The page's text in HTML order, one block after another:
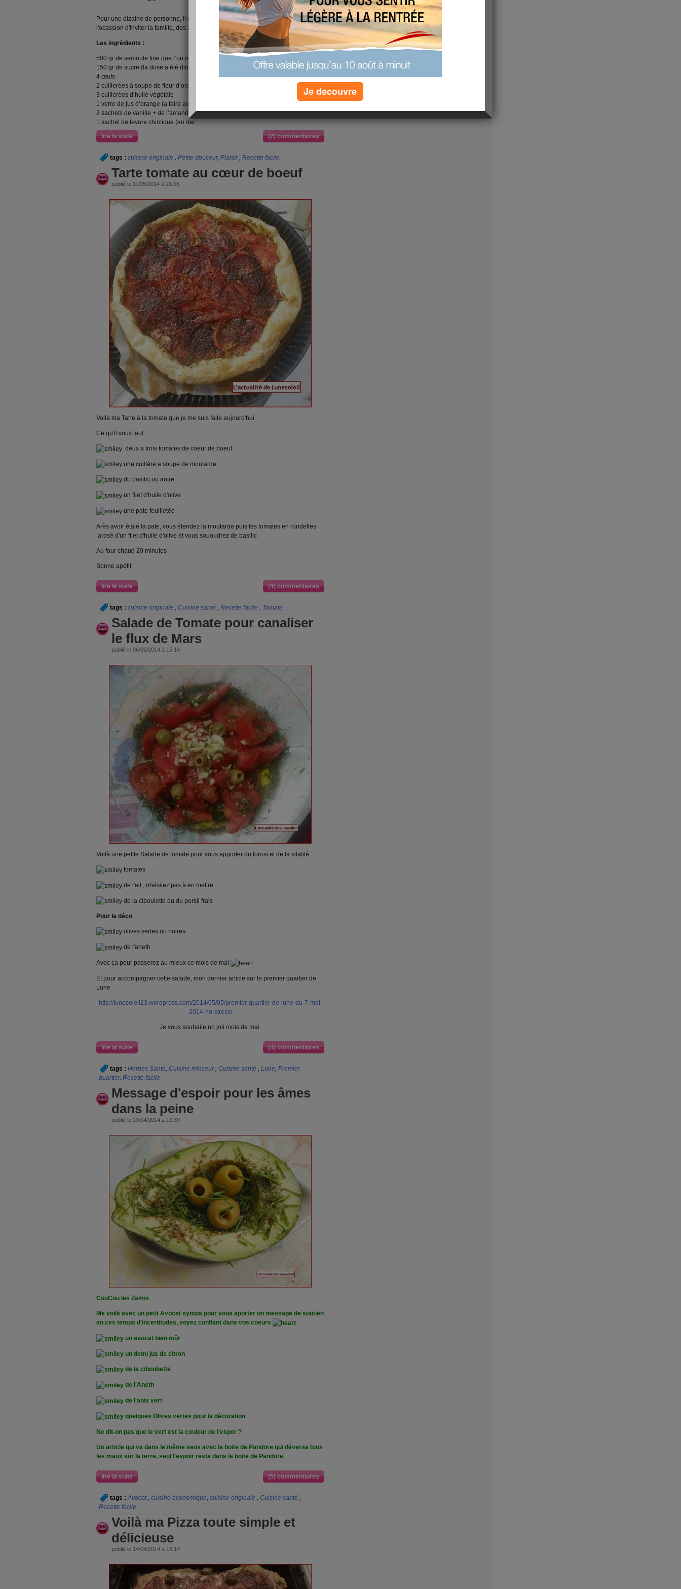
Pour une dizaine de personne, il n'est pas question de tout manger. C'est
l'ocassion d'inviter la famille, des amis ou encore des voisins
Les ingrédients :
500 gr de semoule fine que l’on retrouve dans les épiceries orientales
150 gr de sucre (la dose a été diminué et j’ai opté pour du sucre roux)
4 œufs
2 cuillerées à soupe de fleur d’oranger
3 cuillérées d’huile végétale
1 verre de jus d’orange (a faire avec des oranges) + écorce d’orange râpé
2 sachets de vanille + de l’amande amère
1 sachet de levure chimique (en der
lire la suite
(2) commentaires
tags : cuisine originale , Petite douceur, Plaisir, Recette facile
Tarte tomate au cœur de boeuf
publié le 11/05/2014 à 21:06
Voilà ma Tarte à la tomate que je me suis faite aujourd'hui
Ce qu'il vous faut :
deux a trois tomates de coeur de boeuf
une cuillère a soupe de moutarde
du basilic ou autre
un filet d'huile d'olive
une pate feuilletée
Arès avoir étalé la pate, vous étendez la moutarde puis les tomates en rondelles
arosé d'un filet d'huile d'olive et vous sououdrez de basilic
Au four chaud 20 minutes
Bonne apétit
lire la suite (4) commentaires
tags : cuisine originale , Cuisine santé , Recette facile , Tomate
Salade de Tomate pour canaliser
le flux de Mars
publié le 06/05/2014 à 15:14
Voilà une petite Salade de tomate pour vous apporter du tonus et de la vitalité
tomates
de l'ail , nhésitez pas à en mettre
de la ciboulette ou du persil frais
Pour la déco
olives vertes ou noires
de l'aneth
Avec ça pour passerez au mieux ce mois de mai
Et pour accompagner cette salade, mon dernier article sur le premier quartier de
Lune
http://lunesoleil23.wordpress.com/2014/05/05/premier-quartier-de-lune-du-7-mai-
2014-no-stress/
Je vous souhaite un joli mois de mai
lire la suite (4) commentaires
tags : Herbes Santé, Cuisine minceur, Cuisine santé , Lune, Premier
quartier, Recette facile
Message d'espoir pour les âmes
dans la peine
publié le 23/04/2014 à 13:39
CouCou les Zamis
Me voilà avec un petit Avocat sympa pour vous aporter un message de soutien
en ces temps d'incertitudes, soyez confiant dans vos coeurs
un avocat bien mûr
un demi jus de citron
de la ciboubette
de l'Aneth
de l'anis vert
quelques Olives vertes pour la décoration
Ne dit-on pas que le vert est la couleur de l'espor ?
Un article qui va dans le même sens avec la boite de Pandore qui déversa tous
les maux sur la terre, seul l'espoir resta dans la boite de Pandore
lire la suite (5) commentaires
tags : Avocat cuisine économique cuisine originale Cuisine santé
Recette facile
Voilà ma Pizza toute simple et
délicieuse
publié le 14/04/2014 à 16:14
Je decouvre